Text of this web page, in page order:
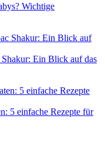
Wichtige
Ein Blick auf das
5 einfache Rezepte für